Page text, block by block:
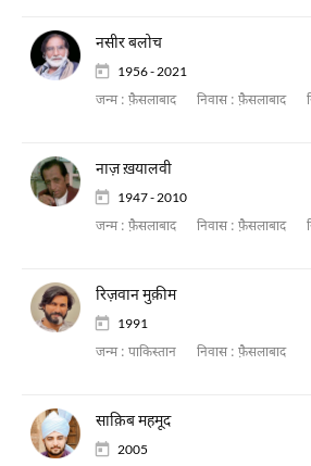
नसीर बलोच
1956 - 2021
जन्म : फ़ैसलाबाद निवास : फ़ैसलाबाद
नाज़ ख़यालवी
1947 - 2010
जन्म : फ़ैसलाबाद निवास : फ़ैसलाबाद
रिज़वान मुक़ीम
1991
जन्म : पाकिस्तान निवास : फ़ैसलाबाद
साक़िब महमूद
2005